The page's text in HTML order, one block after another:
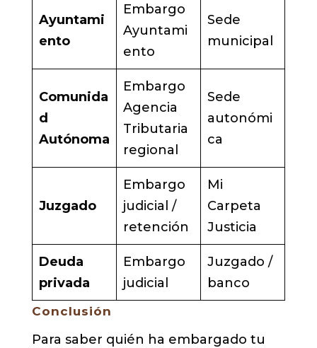
Ayuntami
ento
Embargo
Ayuntami
ento
Sede
municipal
Comunida
d
Autónoma
Embargo
Agencia
Tributaria
regional
Sede
autonómi
ca
Juzgado
Embargo
judicial /
retención
Mi
Carpeta
Justicia
Deuda
privada
Embargo
judicial
Juzgado /
banco
Conclusión
Para saber quién ha embargado tu